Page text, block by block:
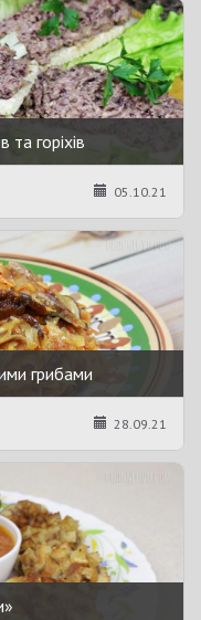
та горіхів
05.10.21
грибами
28.09.21